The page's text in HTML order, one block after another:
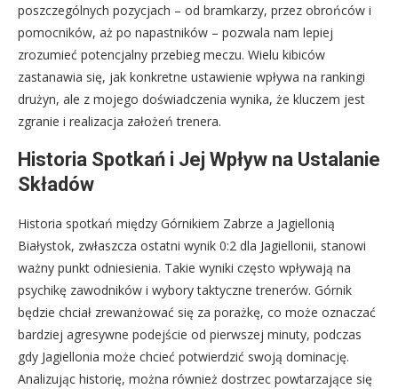
poszczególnych pozycjach – od bramkarzy, przez obrońców i
pomocników, aż po napastników – pozwala nam lepiej
zrozumieć potencjalny przebieg meczu. Wielu kibiców
zastanawia się, jak konkretne ustawienie wpływa na rankingi
drużyn, ale z mojego doświadczenia wynika, że kluczem jest
zgranie i realizacja założeń trenera.
Historia Spotkań i Jej Wpływ na Ustalanie
Składów
Historia spotkań między Górnikiem Zabrze a Jagiellonią
Białystok, zwłaszcza ostatni wynik 0:2 dla Jagiellonii, stanowi
ważny punkt odniesienia. Takie wyniki często wpływają na
psychikę zawodników i wybory taktyczne trenerów. Górnik
będzie chciał zrewanżować się za porażkę, co może oznaczać
bardziej agresywne podejście od pierwszej minuty, podczas
gdy Jagiellonia może chcieć potwierdzić swoją dominację.
Analizując historię, można również dostrzec powtarzające się